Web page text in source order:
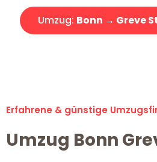
Umzug: Bonn → Greve
Erfahrene & günstige
Umzug Bonn